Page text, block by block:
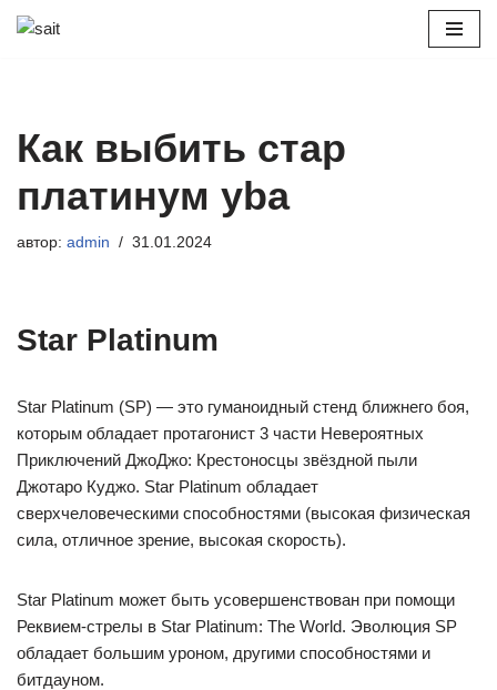
Как выбить стар
платинум yba
автор: admin 31.01.2024
Star Platinum
Star Platinum (SP) — это гуманоидный стенд ближнего боя,
которым обладает протагонист 3 части Невероятных
Приключений ДжоДжо: Крестоносцы звёздной пыли
Джотаро Куджо. Star Platinum обладает
сверхчеловеческими способностями (высокая физическая
сила, отличное зрение, высокая скорость).
Star Platinum может быть усовершенствован при помощи
Реквием-стрелы в Star Platinum: The World. Эволюция SP
обладает большим уроном, другими способностями и
битдауном.